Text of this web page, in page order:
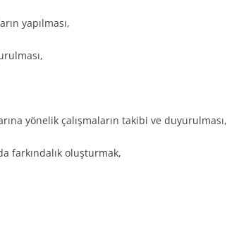
yapılması,
yönelik çalışmaların takibi ve duyurulması,
farkındalık oluşturmak,